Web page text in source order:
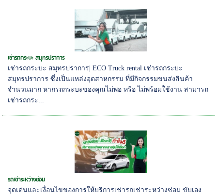
เช่ารถกระบะ สมุทรปราการ
เช่ารถกระบะ สมุทรปราการ| ECO Truck rental เช่ารถกระบะ
สมุทรปราการ ซึ่งเป็นแหล่งอุตสาหกรรม ที่มีกิจกรรมขนส่งสินค้า
จำนวนมาก หากรถกระบะของคุณไม่พอ หรือ ไม่พร้อมใช้งาน สามารถ
เช่ารถกระ...
รถเช่าระหว่างซ่อม
จุดเด่นและเงื่อนไขของการให้บริการเช่ารถเช่าระหว่างซ่อม ขับเอง